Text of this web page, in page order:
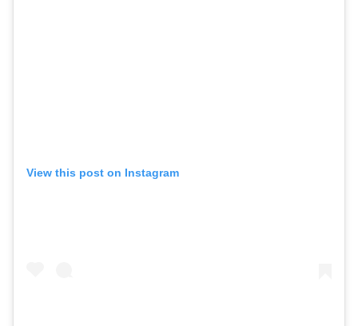
View this post on Instagram